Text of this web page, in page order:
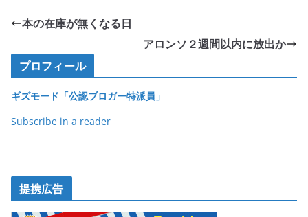
e
o
o
k
er
本の在庫が無くなる日
アロンソ２週間以内に放出か
プロフィール
ギズモード「公認ブロガー特派員」
Subscribe in a reader
提携広告